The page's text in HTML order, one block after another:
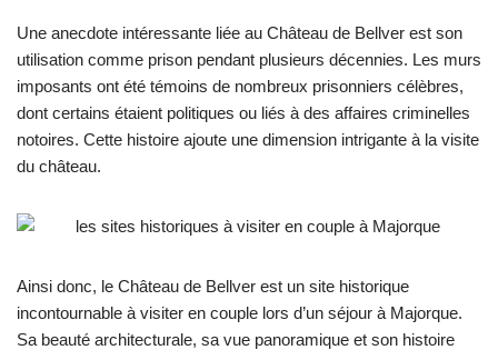
Une anecdote intéressante liée au Château de Bellver est son
utilisation comme prison pendant plusieurs décennies. Les murs
imposants ont été témoins de nombreux prisonniers célèbres,
dont certains étaient politiques ou liés à des affaires criminelles
notoires. Cette histoire ajoute une dimension intrigante à la visite
du château.
Ainsi donc, le Château de Bellver est un site historique
incontournable à visiter en couple lors d’un séjour à Majorque.
Sa beauté architecturale, sa vue panoramique et son histoire